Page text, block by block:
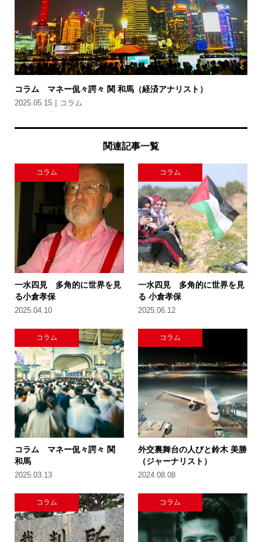
コラム マネー侃々諤々 関 和馬（経済アナリスト）
2025.05.15 コラム
関連記事一覧
コラム
一水四見 多角的に世界を見
る小倉孝保
2025.04.10
コラム
一水四見 多角的に世界を見
る 小倉孝保
2025.06.12
コラム
コラム マネー侃々諤々 関
和馬
2025.03.13
コラム
外交裏舞台の人びと鈴木 美勝
（ジャーナリスト）
2024.08.08
コラム コラム